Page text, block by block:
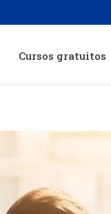
Cursos gratuitos